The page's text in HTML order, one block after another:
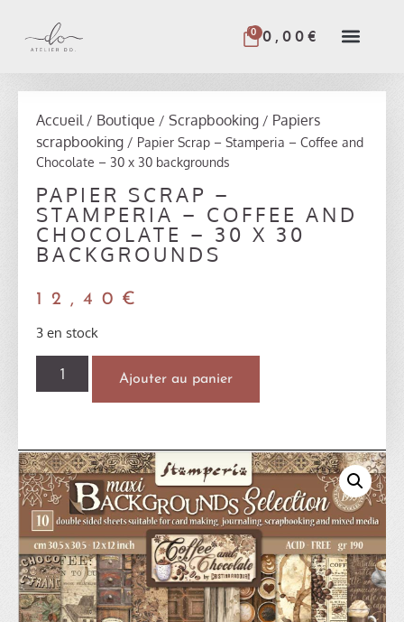
0,00 €
0
Accueil / Boutique / Scrapbooking / Papiers
scrapbooking / Papier Scrap – Stamperia – Coffee and
Chocolate – 30 x 30 backgrounds
PAPIER SCRAP –
STAMPERIA – COFFEE AND
CHOCOLATE – 30 X 30
BACKGROUNDS
12,40 €
3 en stock
Ajouter au panier